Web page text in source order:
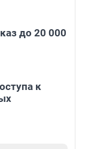
до 20 000
к